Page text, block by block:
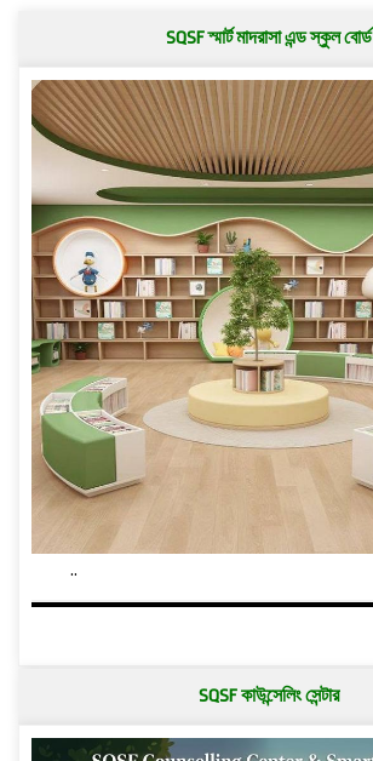
SQSF স্মার্ট মাদরাসা এন্ড স্কুল বোর্ড
..
SQSF কাউন্সেলিং সেন্টার